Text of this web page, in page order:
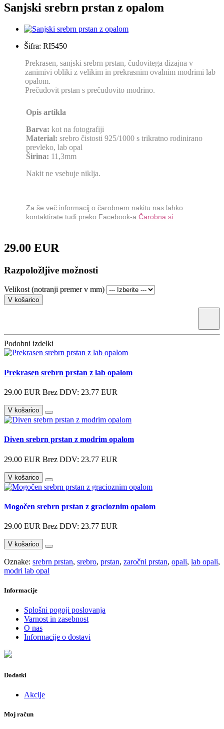
Sanjski srebrn prstan z opalom
Šifra: RI5450
Prekrasen, sanjski srebrn prstan, čudovitega dizajna v
zanimivi obliki z velikim in prekrasnim ovalnim modrimi lab
opalom.
Prečudovit prstan s prečudovito modrino.
Opis artikla
Barva: kot na fotografiji
Material: srebro čistosti 925/1000 s trikratno rodinirano
prevleko, lab opal
Širina: 11,3mm
Nakit ne vsebuje niklja.
Za še več informacij o čarobnem nakitu nas lahko
kontaktirate tudi preko Facebook-a Čarobna.si
29.00 EUR
Razpoložljive možnosti
Velikost (notranji premer v mm)
V košarico
Podobni izdelki
Prekrasen srebrn prstan z lab opalom
29.00 EUR Brez DDV: 23.77 EUR
V košarico
Diven srebrn prstan z modrim opalom
29.00 EUR Brez DDV: 23.77 EUR
V košarico
Mogočen srebrn prstan z gracioznim opalom
29.00 EUR Brez DDV: 23.77 EUR
V košarico
Oznake: srebrn prstan, srebro, prstan, zaročni prstan, opali, lab opali,
modri lab opal
Informacije
Splošni pogoji poslovanja
Varnost in zasebnost
O nas
Informacije o dostavi
Dodatki
Akcije
Moj račun